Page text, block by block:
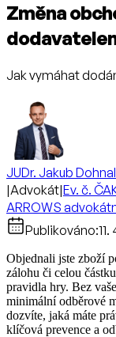
Změna
Jak vymáhat
JUDr. Jakub
|Advokát|Ev. č.
ARROWS
Publikováno:
Objednali jste zboží
zálohu či celou
pravidla hry. Bez
minimální odběrové
dozvíte, jaká máte
klíčová prevence a